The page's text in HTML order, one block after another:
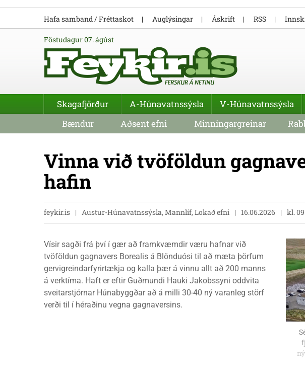
föstudagur 07. ágúst
Vinna við tvöföldun
hafin
feykir.is Austur-Húnavatnssýsla, Mannlíf, Lokað efni 16.06.2026 kl.
Vísir sagði frá því í gær að framkvæmdir væru hafnar við
tvöföldun gagnavers Borealis á Blönduósi til að mæta þörfum
gervigreindarfyrirtækja og kalla þær á vinnu allt að 200 manns
á verktíma. Haft er eftir Guðmundi Hauki Jakobssyni oddvita
sveitarstjórnar Húnabyggðar að á milli 30-40 ný varanleg störf
verði til í héraðinu vegna gagnaversins.
Hafa samband / Fréttaskot Auglýsingar Áskrift RSS
Skagafjörður A-Húnavatnssýsla V-Húnavatnssýsla
Bændur
Aðsent efni Minningargreinar